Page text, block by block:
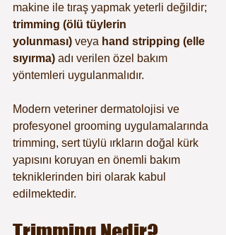
makine ile tıraş yapmak yeterli değildir;
trimming (ölü tüylerin
yolunması) veya hand stripping (elle
sıyırma) adı verilen özel bakım
yöntemleri uygulanmalıdır.
Modern veteriner dermatolojisi ve
profesyonel grooming uygulamalarında
trimming, sert tüylü ırkların doğal kürk
yapısını koruyan en önemli bakım
tekniklerinden biri olarak kabul
edilmektedir.